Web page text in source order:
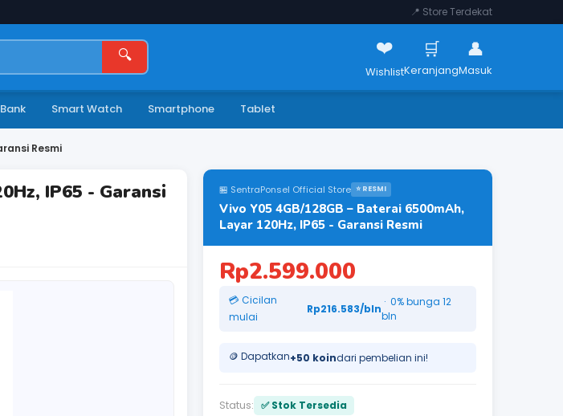
📍 Store Terdekat
🔍 ❤️
Wishlist
🛒
Keranjang
👤
Masuk
Smart Watch Smartphone Tablet
Resmi
IP65 - Garansi
🏪 SentraPonsel Official Store ⭐ RESMI
Vivo Y05 4GB/128GB – Baterai 6500mAh,
Layar 120Hz, IP65 - Garansi Resmi
Rp2.599.000
💳 Cicilan
mulai
Rp216.583/bln
· 0% bunga 12
bln
🪙 Dapatkan+50 koindari pembelian ini!
Status: ✅ Stok Tersedia